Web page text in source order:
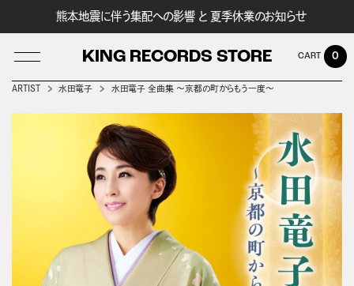
熊本地震に伴う集配への影響 と 夏季休業のお知らせ
KING RECORDS STORE 0
ARTIST 水田竜子 水田竜子 全曲集 ～京都の町からもう一度～